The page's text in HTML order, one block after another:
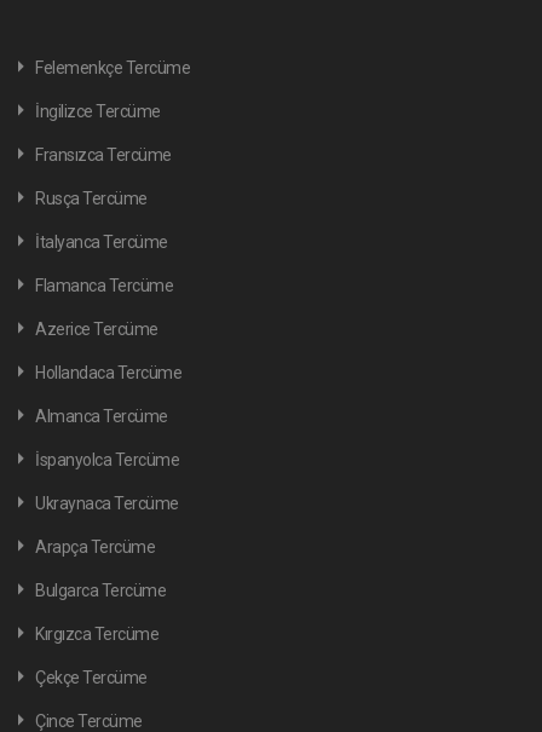
Felemenkçe Tercüme
İngilizce Tercüme
Fransızca Tercüme
Rusça Tercüme
İtalyanca Tercüme
Flamanca Tercüme
Azerice Tercüme
Hollandaca Tercüme
Almanca Tercüme
İspanyolca Tercüme
Ukraynaca Tercüme
Arapça Tercüme
Bulgarca Tercüme
Kırgızca Tercüme
Çekçe Tercüme
Çince Tercüme